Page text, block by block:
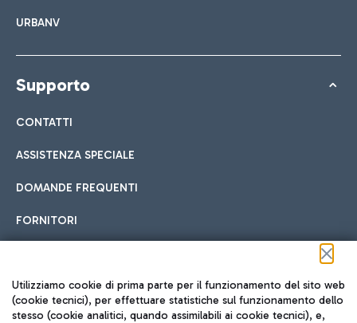
URBANV
Supporto
CONTATTI
ASSISTENZA SPECIALE
DOMANDE FREQUENTI
FORNITORI
Seguici sui social
Utilizziamo cookie di prima parte per il funzionamento del sito web
(cookie tecnici), per effettuare statistiche sul funzionamento dello
stesso (cookie analitici, quando assimilabili ai cookie tecnici), e,